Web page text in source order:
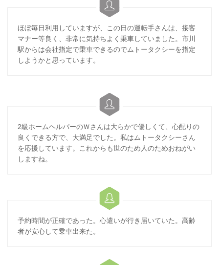

ほぼ毎日利用していますが、この日の運転手さんは、接客
マナー等良く、非常に気持ちよく乗車していました。市川
駅からは会社指定で乗車できるのでムトータクシーを指定
しようかと思っています。

2級ホームヘルパーのＷさんは大らかで優しくて、心配りの
良くできる方で、大満足でした。私はムトータクシーさん
を応援しています。これからも世のため人のためおねがい
しますね。

予約時間が正確であった。心遣いが行き届いていた。高齢
者が安心して乗車出来た。